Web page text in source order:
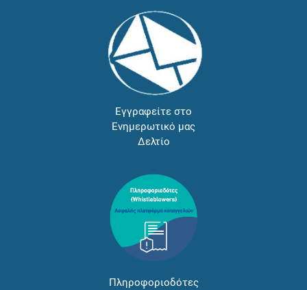
Εγγραφείτε στο
Ενημερωτικό μας
Δελτίο
Πληροφοριοδότες